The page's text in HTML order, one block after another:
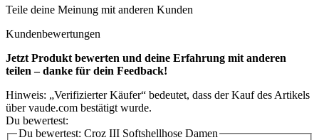
Teile deine Meinung mit anderen Kunden
Kundenbewertungen
Jetzt Produkt bewerten und deine Erfahrung mit anderen
teilen – danke für dein Feedback!
Hinweis: „Verifizierter Käufer“ bedeutet, dass der Kauf des Artikels
über vaude.com bestätigt wurde.
Du bewertest:
Du bewertest: Croz III Softshellhose Damen